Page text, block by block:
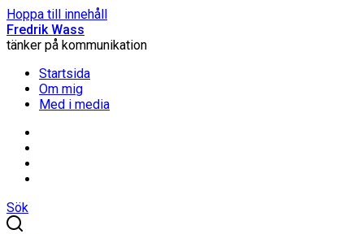
Hoppa till innehåll
Fredrik Wass
tänker på kommunikation
Startsida
Om mig
Med i media
Sök